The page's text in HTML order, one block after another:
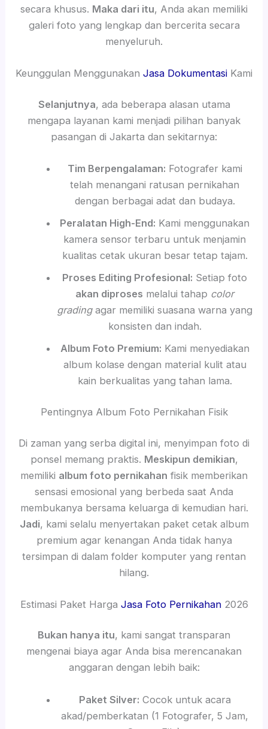
secara khusus. Maka dari itu, Anda akan memiliki
galeri foto yang lengkap dan bercerita secara
menyeluruh.
Keunggulan Menggunakan Jasa Dokumentasi Kami
Selanjutnya, ada beberapa alasan utama
mengapa layanan kami menjadi pilihan banyak
pasangan di Jakarta dan sekitarnya:
Tim Berpengalaman: Fotografer kami
telah menangani ratusan pernikahan
dengan berbagai adat dan budaya.
Peralatan High-End: Kami menggunakan
kamera sensor terbaru untuk menjamin
kualitas cetak ukuran besar tetap tajam.
Proses Editing Profesional: Setiap foto
akan diproses melalui tahap color
gradingagar memiliki suasana warna yang
konsisten dan indah.
Album Foto Premium: Kami menyediakan
album kolase dengan material kulit atau
kain berkualitas yang tahan lama.
Pentingnya Album Foto Pernikahan Fisik
Di zaman yang serba digital ini, menyimpan foto di
ponsel memang praktis. Meskipun demikian,
memiliki album foto pernikahan fisik memberikan
sensasi emosional yang berbeda saat Anda
membukanya bersama keluarga di kemudian hari.
Jadi, kami selalu menyertakan paket cetak album
premium agar kenangan Anda tidak hanya
tersimpan di dalam folder komputer yang rentan
hilang.
Estimasi Paket Harga Jasa Foto Pernikahan2026
Bukan hanya itu, kami sangat transparan
mengenai biaya agar Anda bisa merencanakan
anggaran dengan lebih baik:
Paket Silver: Cocok untuk acara
akad/pemberkatan (1 Fotografer, 5 Jam,